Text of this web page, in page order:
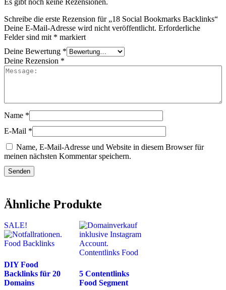
Schreibe die erste Rezension für „18 Social Bookmarks Backlinks“
Deine E-Mail-Adresse wird nicht veröffentlicht. Erforderliche
Felder sind mit * markiert
Deine Bewertung *
Deine Rezension *
Name *
E-Mail *
Name, E-Mail-Adresse und Website in diesem Browser für
meinen nächsten Kommentar speichern.
Ähnliche Produkte
SALE!
DIY Food
Backlinks für 20
Domains
5 Contentlinks
Food Segment